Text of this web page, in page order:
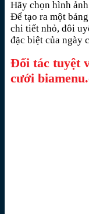
Hãy chọn hình
Để tạo ra một
chi tiết nhỏ, đôi
đặc biệt của ngày
Đối tác tuyệt
cưới